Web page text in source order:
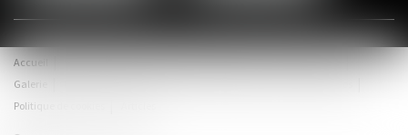
Accueil Compétences Équipe Honoraires Actus
Contact
Galerie
Politique de cookies